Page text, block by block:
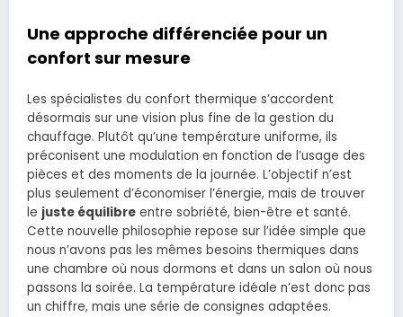
Une approche différenciée pour un
confort sur mesure
Les spécialistes du confort thermique s’accordent
désormais sur une vision plus fine de la gestion du
chauffage. Plutôt qu’une température uniforme, ils
préconisent une modulation en fonction de l’usage des
pièces et des moments de la journée. L’objectif n’est
plus seulement d’économiser l’énergie, mais de trouver
le juste équilibre entre sobriété, bien-être et santé.
Cette nouvelle philosophie repose sur l’idée simple que
nous n’avons pas les mêmes besoins thermiques dans
une chambre où nous dormons et dans un salon où nous
passons la soirée. La température idéale n’est donc pas
un chiffre, mais une série de consignes adaptées.